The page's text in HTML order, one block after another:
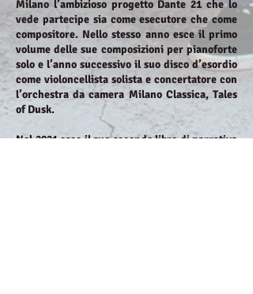
Milano l’ambizioso progetto Dante 21 che lo
vede partecipe sia come esecutore che come
compositore. Nello stesso anno esce il primo
volume delle sue composizioni per pianoforte
solo e l’anno successivo il suo disco d’esordio
come violoncellista solista e concertatore con
l’orchestra da camera Milano Classica, Tales
of Dusk.
Nel 2021 esce il suo secondo libro di narrativa